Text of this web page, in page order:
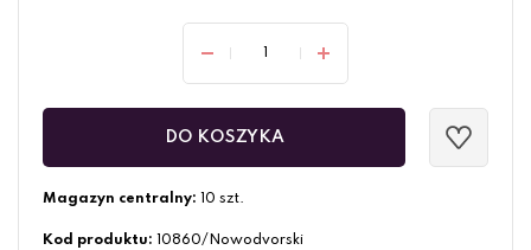
DO KOSZYKA
Magazyn centralny: 10 szt.
Kod produktu:
10860/Nowodvorski